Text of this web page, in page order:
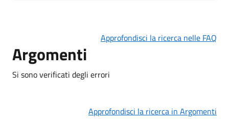
Approfondisci la ricerca nelle FAQ
Argomenti
Si sono verificati degli errori
Approfondisci la ricerca in Argomenti